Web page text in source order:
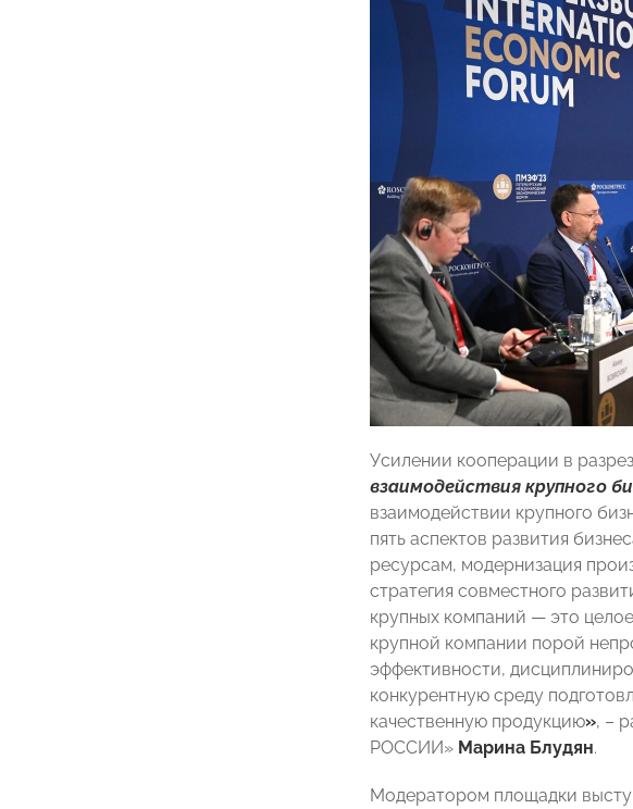
Усилении кооперации в
взаимодействия крупного
взаимодействии крупного
пять аспектов развития
ресурсам, модернизация
стратегия совместного
крупных компаний — это
крупной компании порой
эффективности,
конкурентную среду
качественную продукцию», –
РОССИИ» Марина Блудян.
Модератором площадки